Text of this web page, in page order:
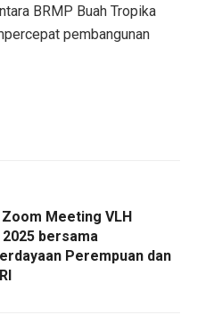
BRMP Buah Tropika
pembangunan
Meeting VLH
bersama
Perempuan dan